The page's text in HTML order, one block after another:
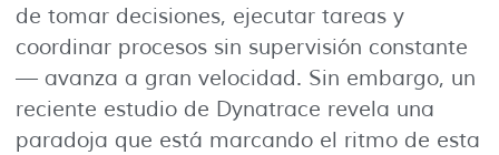
de tomar decisiones, ejecutar tareas y
coordinar procesos sin supervisión constante
— avanza a gran velocidad. Sin embargo, un
reciente estudio de Dynatrace revela una
paradoja que está marcando el ritmo de esta